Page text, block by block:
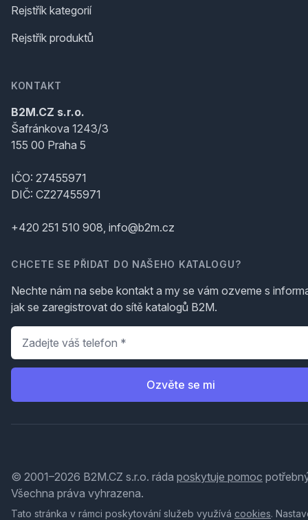
Rejstřík kategorií
Rejstřík produktů
KONTAKT
B2M.CZ s.r.o.
Šafránkova 1243/3
155 00 Praha 5
IČO: 27455971
DIČ: CZ27455971
+420 251 510 908, info@b2m.cz
CHCETE SE PŘIDAT DO NAŠEHO KATALOGU?
Nechte nám na sebe kontakt a my se vám ozveme s
jak se zaregistrovat do sítě katalogů B2M.
Telefon
Ozvěte se mi
© 2001–2026 B2M.CZ s.r.o. ráda poskytuje pomoc
Všechna práva vyhrazena.
Tato stránka v rámci poskytování služeb využívá cookies.